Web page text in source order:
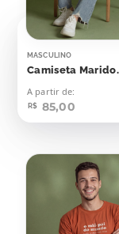
MASCULINO
A partir de:
R$ 85,00